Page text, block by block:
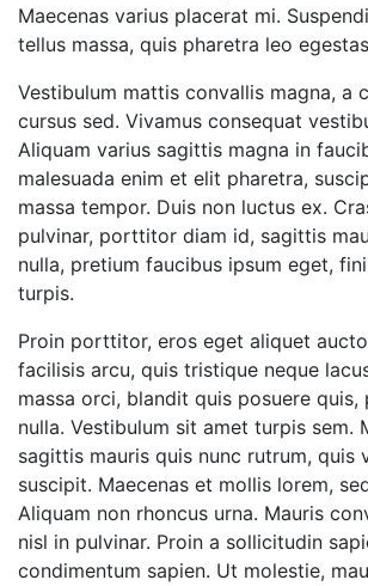
Maecenas varius placerat mi.
tellus massa, quis pharetra leo
Vestibulum mattis convallis magna, a
cursus sed. Vivamus consequat
Aliquam varius sagittis magna in
malesuada enim et elit pharetra,
massa tempor. Duis non luctus ex.
pulvinar, porttitor diam id, sagittis
nulla, pretium faucibus ipsum eget,
turpis.
Proin porttitor, eros eget aliquet
facilisis arcu, quis tristique neque
massa orci, blandit quis posuere
nulla. Vestibulum sit amet turpis sem.
sagittis mauris quis nunc rutrum, quis
suscipit. Maecenas et mollis lorem,
Aliquam non rhoncus urna. Mauris
nisl in pulvinar. Proin a sollicitudin
condimentum sapien. Ut molestie,